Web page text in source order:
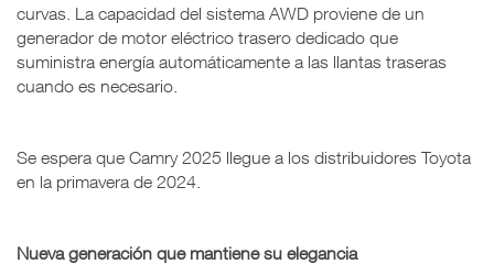
curvas. La capacidad del sistema AWD proviene de un
generador de motor eléctrico trasero dedicado que
suministra energía automáticamente a las llantas traseras
cuando es necesario.
Se espera que Camry 2025 llegue a los distribuidores Toyota
en la primavera de 2024.
Nueva generación que mantiene su elegancia